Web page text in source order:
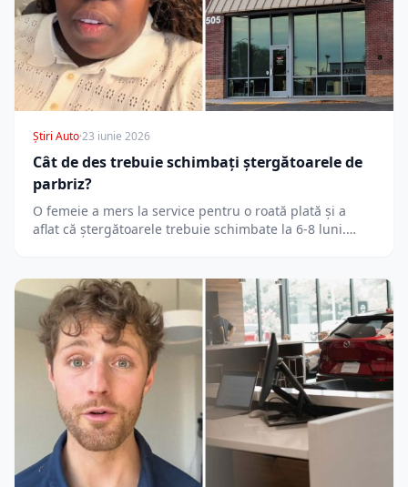
Știri Auto·23 iunie 2026
Cât de des trebuie schimbați ștergătoarele de
parbriz?
O femeie a mers la service pentru o roată plată și a
aflat că ștergătoarele trebuie schimbate la 6-8 luni.…